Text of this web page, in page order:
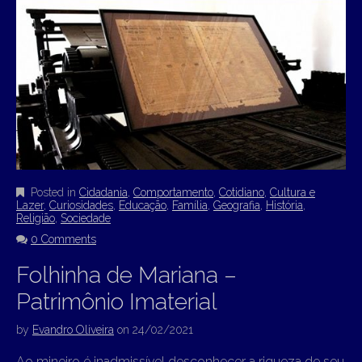
Posted in Cidadania Comportamento Cotidiano Cultura e
Lazer, Curiosidades Educação Família Geografia História
Religião Sociedade
0 Comments
Folhinha de Mariana –
Patrimônio Imaterial
by Evandro Oliveira on 24/02/2021